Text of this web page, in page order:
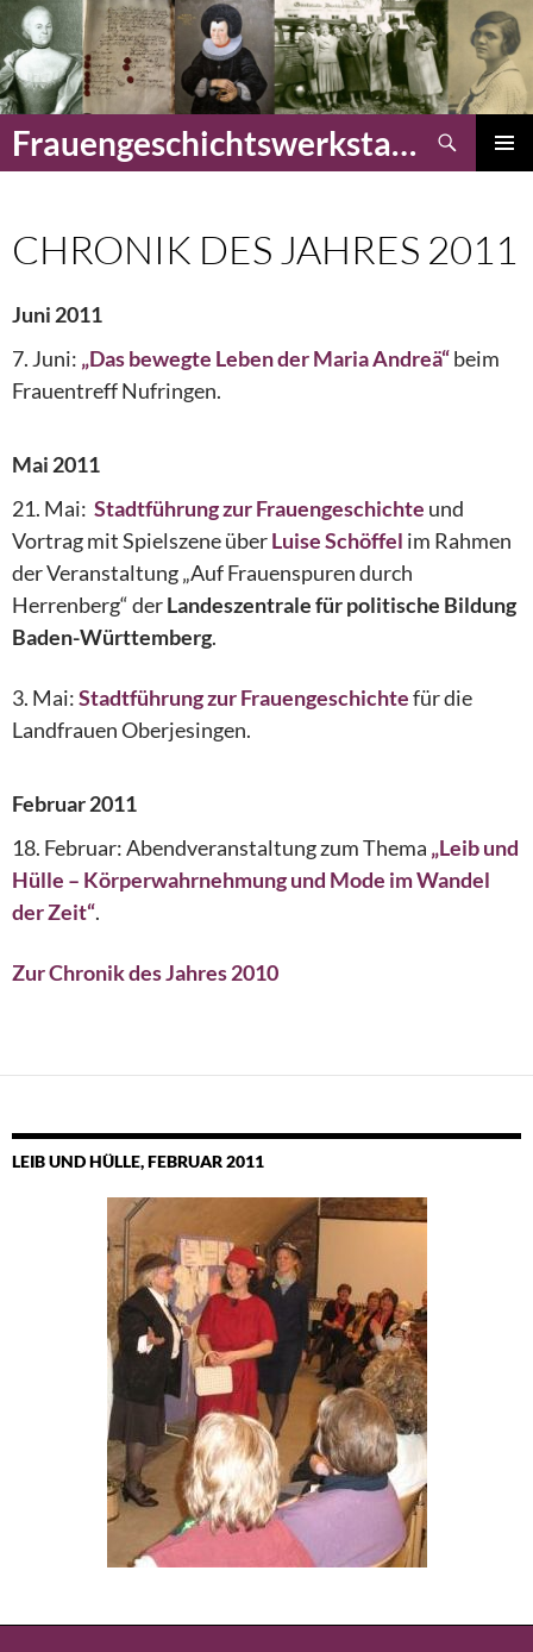
Zum
Inhalt
springen
Frauengeschichtswerkstatt Herrenberg
Suchen
CHRONIK DES JAHRES 2011
Juni 2011
7. Juni: „Das bewegte Leben der Maria Andreä“beim
Frauentreff Nufringen.
Mai 2011
21. Mai: Stadtführung zur Frauengeschichte und
Vortrag mit Spielszene überLuise Schöffel im Rahmen
der Veranstaltung „Auf Frauenspuren durch
Herrenberg“ derLandeszentrale für politische Bildung
Baden-Württemberg.
3. Mai:Stadtführung zur Frauengeschichtefür die
Landfrauen Oberjesingen.
Februar 2011
18. Februar: Abendveranstaltung zum Thema „Leib und
Hülle – Körperwahrnehmung und Mode im Wandel
der Zeit“.
Zur Chronik des Jahres 2010
LEIB UND HÜLLE, FEBRUAR 2011